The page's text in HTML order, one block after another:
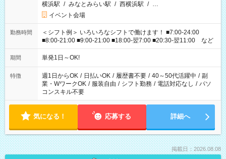
横浜駅 / みなとみらい駅 / 西横浜駅 / …
イベント会場
勤務時間
＜シフト例＞ いろいろなシフトで働けます！ ■7:00-24:00
■8:00-21:00 ■9:00-21:00 ■18:00-翌7:00 ■20:30-翌11:00 など
期間 単発1日～OK!
特徴 週1日からOK / 日払いOK / 履歴書不要 / 40～50代活躍中 / 副
業・WワークOK / 服装自由 / シフト勤務 / 電話対応なし / パソ
コンスキル不要
気になる！ 応募する 詳細へ
掲載日：2026.08.08